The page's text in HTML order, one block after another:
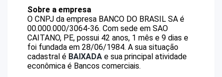
Sobre a empresa
O CNPJ da empresa BANCO DO BRASIL SA é
00.000.000/3064-36. Com sede em SAO
CAITANO, PE, possui 42 anos, 1 mês e 9 dias e
foi fundada em 28/06/1984. A sua situação
cadastral é BAIXADA e sua principal atividade
econômica é Bancos comerciais.